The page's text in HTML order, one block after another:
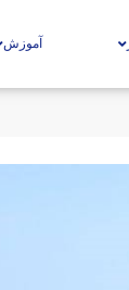
آموزش